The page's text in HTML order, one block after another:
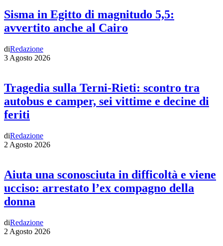
Sisma in Egitto di magnitudo 5,5:
avvertito anche al Cairo
diRedazione
3 Agosto 2026
Tragedia sulla Terni-Rieti: scontro tra
autobus e camper, sei vittime e decine di
feriti
diRedazione
2 Agosto 2026
Aiuta una sconosciuta in difficoltà e viene
ucciso: arrestato l’ex compagno della
donna
diRedazione
2 Agosto 2026